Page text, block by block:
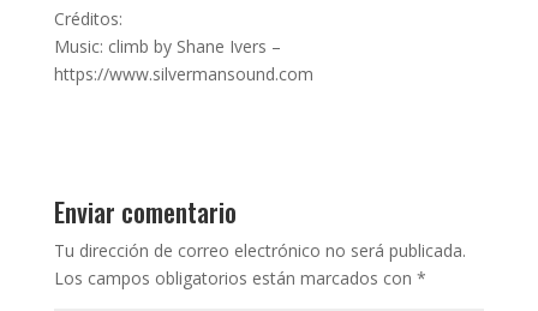
Créditos:
Music: climb by Shane Ivers –
https://www.silvermansound.com
Enviar comentario
Tu dirección de correo electrónico no será publicada.
Los campos obligatorios están marcados con *